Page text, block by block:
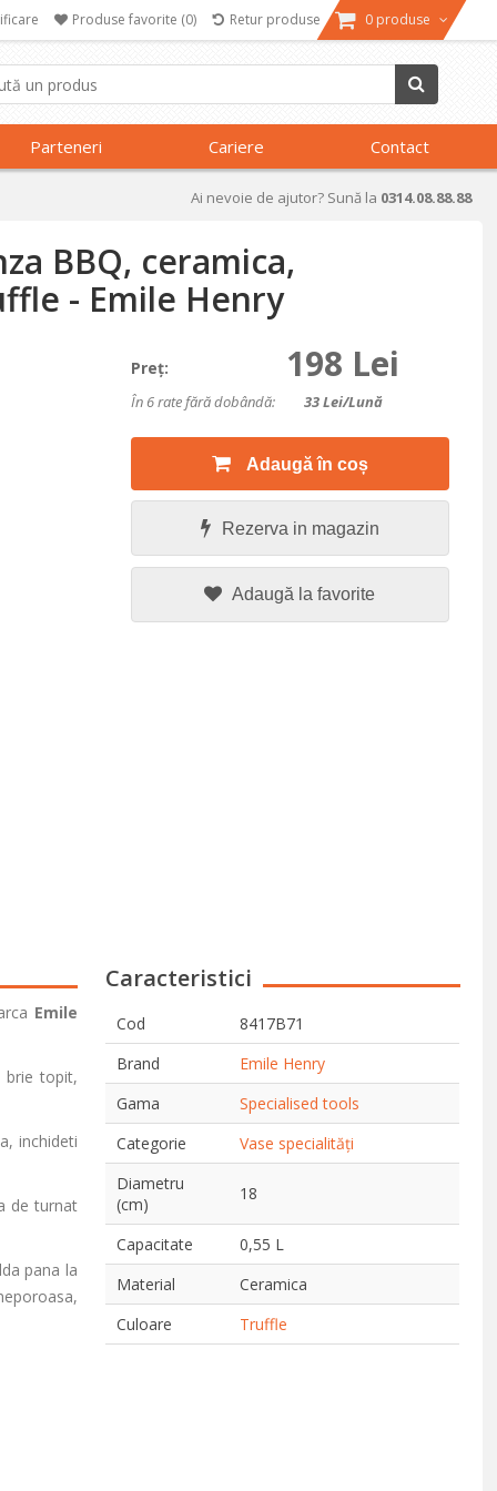
Produse favorite (0) Retur produse 0 produse
Parteneri Cariere Contact
Ai nevoie de ajutor? Sună la 0314.08.88.88
BBQ, ceramica,
- Emile Henry
Preţ: 198 Lei
În 6 rate fără dobândă: 33Lei/lună
Adaugă în coș
Rezerva in magazin
Adaugă la favorite
Emile
brie topit,
inchideti
de turnat
pana la
Caracteristici
Cod
8417B71
Brand
Emile Henry
Gama
Specialised tools
Categorie
Vase specialități
Diametru
(cm)
18
Capacitate
0,55 L
Material
Ceramica
Culoare
Truffle